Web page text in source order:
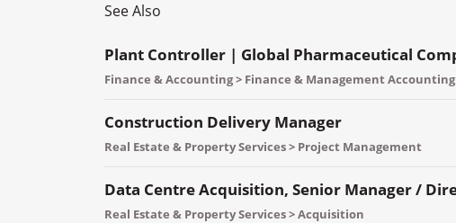
See Also
Plant Controller | Global Pharmaceutical
Finance & Accounting > Finance & Management Accounting
Construction Delivery Manager
Real Estate & Property Services > Project Management
Data Centre Acquisition, Senior Manager /
Real Estate & Property Services > Acquisition